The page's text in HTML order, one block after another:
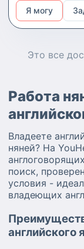
Я могу
Это все
Работа
Владеете
няней? На
поиск,
условия -
владеющих
английского